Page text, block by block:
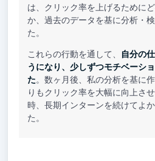
は、クリック率を上げるために
か、過去のデータを基に分析・
た。
これらの行動を通して、
自分の
うになり、少しずつモチベーシ
た。数ヶ月後、私の分析を基に
りもクリック率を大幅に向上さ
時、長期インターンを続けてよ
た。